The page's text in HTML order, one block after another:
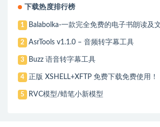
下载热度排行榜
1 Balabolka-一款完全免费的电子书朗读及
2 AsrTools v1.1.0 – 音频转字幕工具
3 Buzz 语音转字幕工具
4 正版 XSHELL+XFTP 免费下载免费使用！
5 RVC模型/蜡笔小新模型